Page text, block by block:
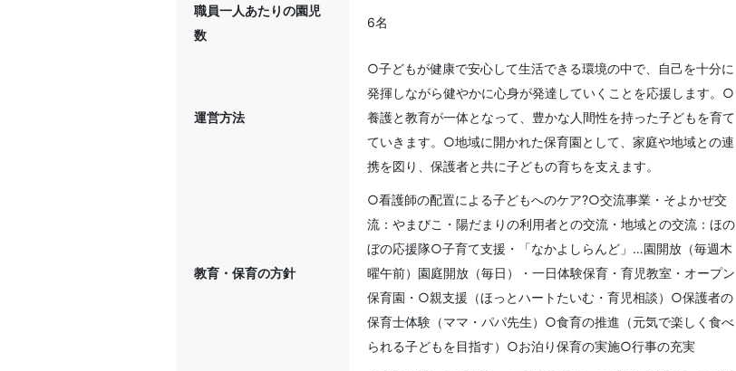
職員一人あたりの園児
数
6名
運営方法
○子どもが健康で安心して生活できる環境の中で、自己を十分に
発揮しながら健やかに心身が発達していくことを応援します。○
養護と教育が一体となって、豊かな人間性を持った子どもを育て
ていきます。○地域に開かれた保育園として、家庭や地域との連
携を図り、保護者と共に子どもの育ちを支えます。
教育・保育の方針
○看護師の配置による子どもへのケア?○交流事業・そよかぜ交
流：やまびこ・陽だまりの利用者との交流・地域との交流：ほの
ぼの応援隊○子育て支援・「なかよしらんど」…園開放（毎週木
曜午前）園庭開放（毎日）・一日体験保育・育児教室・オープン
保育園・○親支援（ほっとハートたいむ・育児相談）○保護者の
保育士体験（ママ・パパ先生）○食育の推進（元気で楽しく食べ
られる子どもを目指す）○お泊り保育の実施○行事の充実